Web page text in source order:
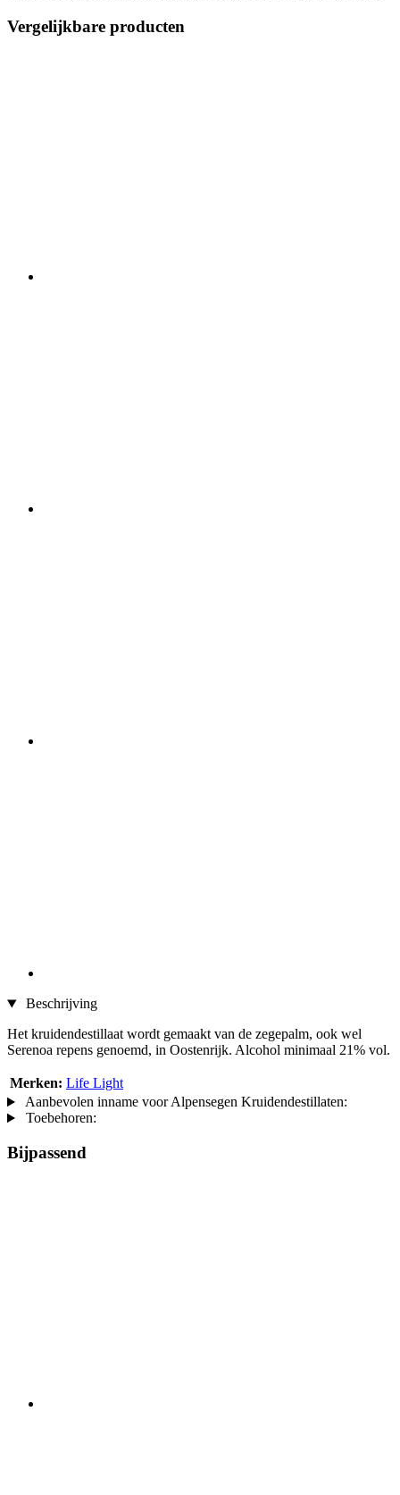
Vergelijkbare producten
Beschrijving
Het kruidendestillaat wordt gemaakt van de zegepalm, ook wel
Serenoa repens genoemd, in Oostenrijk. Alcohol minimaal 21% vol.
Merken: Life Light
Aanbevolen inname voor Alpensegen Kruidendestillaten:
Toebehoren:
Bijpassend